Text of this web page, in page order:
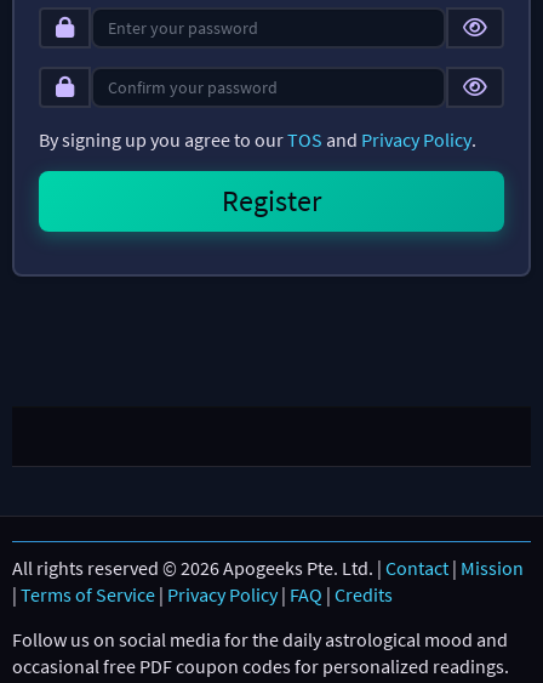
By signing up you agree to ourTOS and Privacy Policy.
All rights reserved © 2026 Apogeeks Pte. Ltd. | Contact | Mission
| Terms of Service | Privacy Policy| FAQ | Credits
Follow us on social media for the daily astrological mood and
occasional free PDF coupon codes for personalized readings.